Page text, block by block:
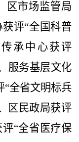
区市场监管局
评“全国科普
承中心获评
服务基层文化
“全省文明标兵
区民政局获评
“全省医疗保